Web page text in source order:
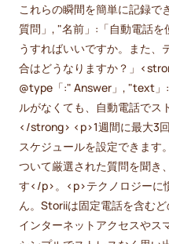
これらの瞬間を簡単に記録
質問」, "名前」:「自動電話
うすればいいですか。また、
合はどうなりますか？」
@type「:" Answer」, "text」
ルがなくても、自動電話でス
</strong> <p>1週間に最大3
スケジュールを設定できます
ついて厳選された質問を聞き
す</p>。<p>テクノロジーに
ん。Storiiは固定電話を含むど
インターネットアクセスやス